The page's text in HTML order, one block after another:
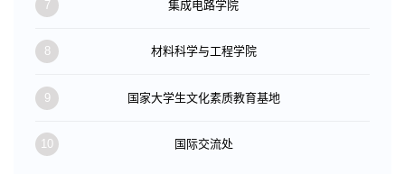
7 集成电路学院
8 材料科学与工程学院
9 国家大学生文化素质教育基地
10 国际交流处